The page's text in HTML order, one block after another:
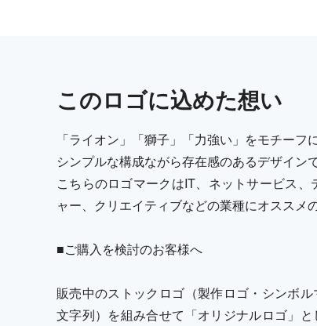
このロゴに込めた想い
「ライオン」「獅子」「力強い」をモチーフ
シンプルな構成ながら存在感のあるデザインで
こちらのロゴマークはIT、ネットサービス
ャー、クリエイティブなどの業種にオススメ
■ご購入を検討のお客様へ
販売中のストックロゴ（製作ロゴ・シンボ
文字列）を組み合せて「オリジナルロゴ」